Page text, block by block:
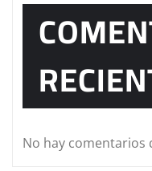
No hay comentarios